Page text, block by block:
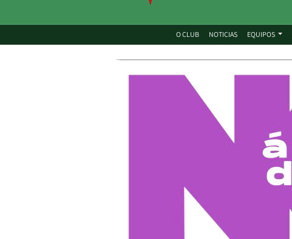
O CLUB NOTICIAS EQUIPOS